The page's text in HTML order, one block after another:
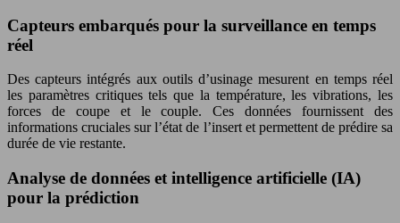
Capteurs embarqués pour la surveillance en temps
réel
Des capteurs intégrés aux outils d’usinage mesurent en temps réel
les paramètres critiques tels que la température, les vibrations, les
forces de coupe et le couple. Ces données fournissent des
informations cruciales sur l’état de l’insert et permettent de prédire sa
durée de vie restante.
Analyse de données et intelligence artificielle (IA)
pour la prédiction